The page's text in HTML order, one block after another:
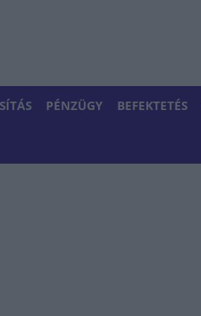
PÉNZÜGY BEFEKTETÉS